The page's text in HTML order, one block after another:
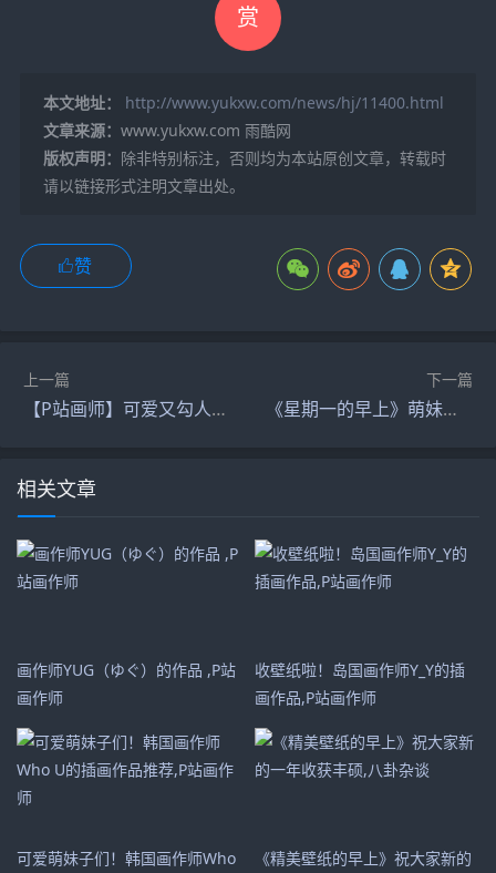
赏
本文地址：
http://www.yukxw.com/news/hj/11400.html
文章来源： www.yukxw.com 雨酷网
版权声明： 除非特别标注，否则均为本站原创文章，转载时
请以链接形式注明文章出处。
赞
上一篇
【P站画师】可爱又勾人的怀春少女们！漫画家山本崇一朗的插画作品
下一篇
《星期一的早上》萌妹子来啦！
相关文章
画作师YUG（ゆぐ）的作品 ​​​​,P站
画作师
收壁纸啦！岛国画作师Y_Y的插
画作品,P站画作师
可爱萌妹子们！韩国画作师Who
《精美壁纸的早上》祝大家新的